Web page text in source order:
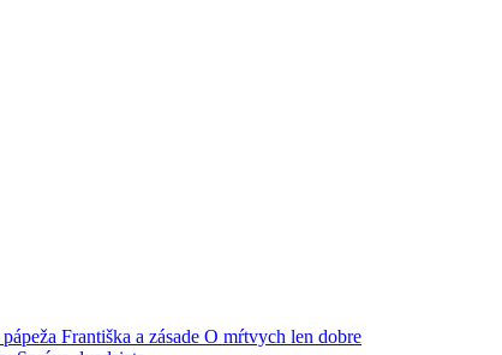
Františka a zásade O mŕtvych len dobre